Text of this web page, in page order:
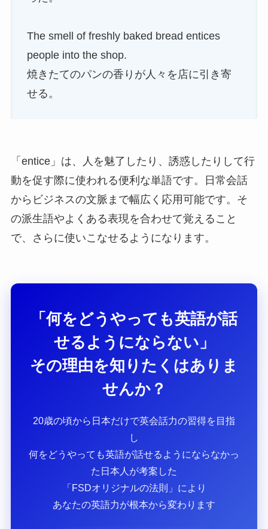
The smell of freshly baked bread entices
people into the shop.
焼きたてのパンの香りが人々を店に引き寄
せる。
「entice」は、人を魅了したり、誘惑したりして行
動を促す際に使われる便利な単語です。日常会話
からビジネスの文脈まで幅広く応用可能です。そ
の派生語やよくある表現を合わせて覚えること
で、さらに使いこなせるようになります。
「何をどうやっても英語が話
せるようにならない」
その理由を知りたくはありま
せんか？
20歳の頃から日本だけで英会話力の習得を目指
し
何をどうやっても英語が話せるようにならなかっ
た日本人が考案した
「FSDオリジナルの法則」により
あなたの英語力が根本から変わります